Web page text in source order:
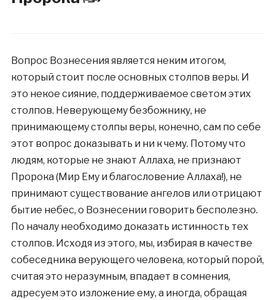
Вопрос Вознесения является неким итогом,
который стоит после основных столпов веры. И
это некое сияние, поддерживаемое светом этих
столпов. Неверующему безбожнику, не
принимающему столпы веры, конечно, сам по себе
этот вопрос доказывать и ни к чему. Потому что
людям, которые не знают Аллаха, не признают
Пророка (Мир Ему и благословение Аллаха!), не
принимают существование ангелов или отрицают
бытие небес, о Вознесении говорить бесполезно.
По началу необходимо доказать истинность тех
столпов. Исходя из этого, мы, избирая в качестве
собеседника верующего человека, который порой,
считая это неразумным, впадает в сомнения,
адресуем это изложение ему, а иногда, обращая